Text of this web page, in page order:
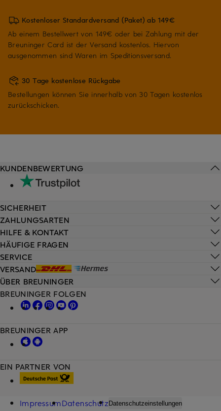
Kostenloser Standardversand (Paket) ab 149€
Ab einem Bestellwert von 149€ oder bei Zahlung mit der
Breuninger Card ist der Versand kostenlos. Hiervon
ausgenommen sind Waren im Speditionsversand.
30 Tage kostenlose Rückgabe
Bestellungen können Sie innerhalb von 30 Tagen kostenlos
zurückschicken.
HILFE & KONTAKT
HÄUFIGE FRAGEN
SERVICE
VERSAND
KUNDENBEWERTUNG
SICHERHEIT
ZAHLUNGSARTEN
ÜBER BREUNINGER
EIN PARTNER VON
BREUNINGER FOLGEN
BREUNINGER APP
ImpressumDatenschutzDatenschutzeinstellungen